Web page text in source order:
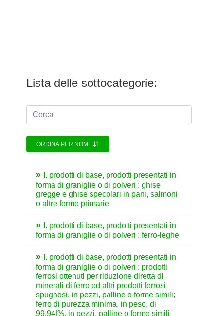
Lista delle sottocategorie:
ORDINA PER NOME
I. prodotti di base, prodotti presentati in
forma di graniglie o di polveri : ghise
gregge e ghise specolari in pani, salmoni
o altre forme primarie
I. prodotti di base, prodotti presentati in
forma di graniglie o di polveri : ferro-leghe
I. prodotti di base, prodotti presentati in
forma di graniglie o di polveri : prodotti
ferrosi ottenuti per riduzione diretta di
minerali di ferro ed altri prodotti ferrosi
spugnosi, in pezzi, palline o forme simili;
ferro di purezza minima, in peso, di
99,94|%, in pezzi, palline o forme simili